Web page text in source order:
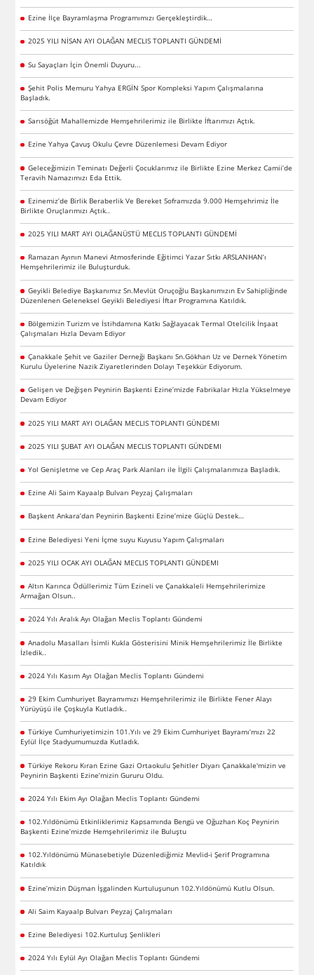
Ezine İlçe Bayramlaşma Programımızı Gerçekleştirdik…
2025 YILI NİSAN AYI OLAĞAN MECLIS TOPLANTI GÜNDEMİ
Su Sayaçları İçin Önemli Duyuru...
Şehit Polis Memuru Yahya ERGİN Spor Kompleksi Yapım Çalışmalarına
Başladık.
Sarısöğüt Mahallemizde Hemşehrilerimiz ile Birlikte İftarımızı Açtık.
Ezine Yahya Çavuş Okulu Çevre Düzenlemesi Devam Ediyor
Geleceğimizin Teminatı Değerli Çocuklarımız ile Birlikte Ezine Merkez Camii’de
Teravih Namazımızı Eda Ettik.
Ezinemiz’de Birlik Beraberlik Ve Bereket Soframızda 9.000 Hemşehrimiz İle
Birlikte Oruçlarımızı Açtık..
2025 YILI MART AYI OLAĞANÜSTÜ MECLIS TOPLANTI GÜNDEMİ
Ramazan Ayının Manevi Atmosferinde Eğitimci Yazar Sıtkı ARSLANHAN’ı
Hemşehrilerimiz ile Buluşturduk.
Geyikli Belediye Başkanımız Sn.Mevlüt Oruçoğlu Başkanımızın Ev Sahipliğinde
Düzenlenen Geleneksel Geyikli Belediyesi İftar Programına Katıldık.
Bölgemizin Turizm ve İstihdamına Katkı Sağlayacak Termal Otelcilik İnşaat
Çalışmaları Hızla Devam Ediyor
Çanakkale Şehit ve Gaziler Derneği Başkanı Sn.Gökhan Uz ve Dernek Yönetim
Kurulu Üyelerine Nazik Ziyaretlerinden Dolayı Teşekkür Ediyorum.
Gelişen ve Değişen Peynirin Başkenti Ezine’mizde Fabrikalar Hızla Yükselmeye
Devam Ediyor
2025 YILI MART AYI OLAĞAN MECLIS TOPLANTI GÜNDEMI
2025 YILI ŞUBAT AYI OLAĞAN MECLIS TOPLANTI GÜNDEMI
Yol Genişletme ve Cep Araç Park Alanları ile İlgili Çalışmalarımıza Başladık.
Ezine Ali Saim Kayaalp Bulvarı Peyzaj Çalışmaları
Başkent Ankara’dan Peynirin Başkenti Ezine’mize Güçlü Destek…
Ezine Belediyesi Yeni İçme suyu Kuyusu Yapım Çalışmaları
2025 YILI OCAK AYI OLAĞAN MECLIS TOPLANTI GÜNDEMI
Altın Karınca Ödüllerimiz Tüm Ezineli ve Çanakkaleli Hemşehrilerimize
Armağan Olsun..
2024 Yılı Aralık Ayı Olağan Meclis Toplantı Gündemi
Anadolu Masalları İsimli Kukla Gösterisini Minik Hemşehrilerimiz İle Birlikte
İzledik..
2024 Yılı Kasım Ayı Olağan Meclis Toplantı Gündemi
29 Ekim Cumhuriyet Bayramımızı Hemşehrilerimiz ile Birlikte Fener Alayı
Yürüyüşü ile Çoşkuyla Kutladık..
Türkiye Cumhuriyetimizin 101.Yılı ve 29 Ekim Cumhuriyet Bayramı’mızı 22
Eylül İlçe Stadyumumuzda Kutladık.
Türkiye Rekoru Kıran Ezine Gazi Ortaokulu Şehitler Diyarı Çanakkale'mizin ve
Peynirin Başkenti Ezine’mizin Gururu Oldu.
2024 Yılı Ekim Ayı Olağan Meclis Toplantı Gündemi
102.Yıldönümü Etkinliklerimiz Kapsamında Bengü ve Oğuzhan Koç Peynirin
Başkenti Ezine’mizde Hemşehrilerimiz ile Buluştu
102.Yıldönümü Münasebetiyle Düzenlediğimiz Mevlid-i Şerif Programına
Katıldık
Ezine’mizin Düşman İşgalinden Kurtuluşunun 102.Yıldönümü Kutlu Olsun.
Ali Saim Kayaalp Bulvarı Peyzaj Çalışmaları
Ezine Belediyesi 102.Kurtuluş Şenlikleri
2024 Yılı Eylül Ayı Olağan Meclis Toplantı Gündemi